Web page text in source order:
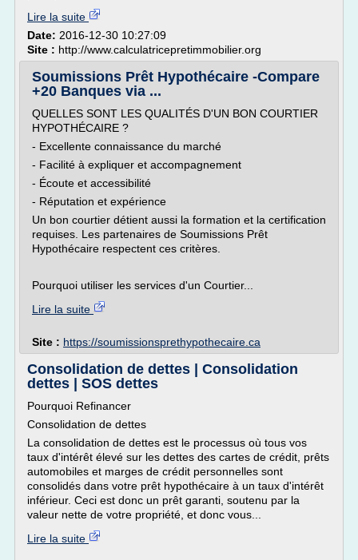
Lire la suite
Date: 2016-12-30 10:27:09
Site : http://www.calculatricepretimmobilier.org
Soumissions Prêt Hypothécaire -Compare
+20 Banques via ...
QUELLES SONT LES QUALITÉS D'UN BON COURTIER
HYPOTHÉCAIRE ?
- Excellente connaissance du marché
- Facilité à expliquer et accompagnement
- Écoute et accessibilité
- Réputation et expérience
Un bon courtier détient aussi la formation et la certification
requises. Les partenaires de Soumissions Prêt
Hypothécaire respectent ces critères.
Pourquoi utiliser les services d'un Courtier...
Lire la suite
Site : https://soumissionsprethypothecaire.ca
Consolidation de dettes | Consolidation
dettes | SOS dettes
Pourquoi Refinancer
Consolidation de dettes
La consolidation de dettes est le processus où tous vos
taux d'intérêt élevé sur les dettes des cartes de crédit, prêts
automobiles et marges de crédit personnelles sont
consolidés dans votre prêt hypothécaire à un taux d'intérêt
inférieur. Ceci est donc un prêt garanti, soutenu par la
valeur nette de votre propriété, et donc vous...
Lire la suite